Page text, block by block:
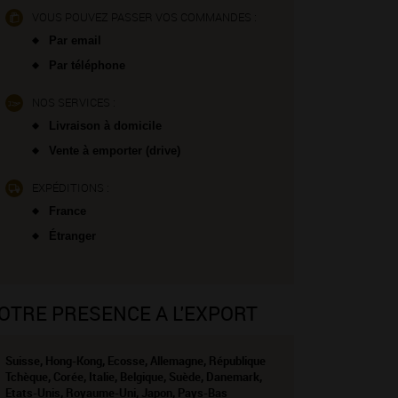
VOUS POUVEZ PASSER VOS COMMANDES :
Par email
Par téléphone
NOS SERVICES :
Livraison à domicile
Vente à emporter (drive)
EXPÉDITIONS :
France
Étranger
PRESENCE A L'EXPORT
Suisse, Hong-Kong, Ecosse, Allemagne, République
Tchèque, Corée, Italie, Belgique, Suède, Danemark,
Etats-Unis, Royaume-Uni, Japon, Pays-Bas